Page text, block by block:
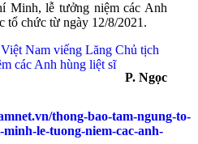
Minh, lễ tưởng niệm các Anh
tổ chức từ ngày 12/8/2021.
Nam viếng Lăng Chủ tịch
các Anh hùng liệt sĩ
P. Ngọc
thong-bao-tam-ngung-to-
le-tuong-niem-cac-anh-